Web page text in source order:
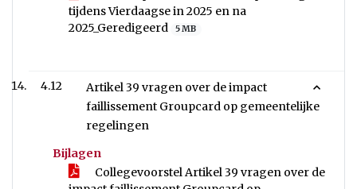
tijdens Vierdaagse in 2025 en na
2025_Geredigeerd
5 MB
4.12
Artikel 39 vragen over de impact
faillissement Groupcard op gemeentelijke
regelingen
Bijlagen
Collegevoorstel Artikel 39 vragen over de